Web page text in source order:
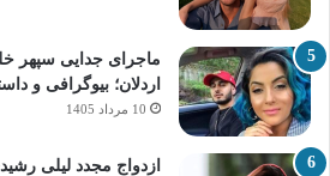
ماجرای جدایی سپهر
اردلان؛ بیوگرافی و
10 مرداد 1405
ازدواج مجدد لیلی